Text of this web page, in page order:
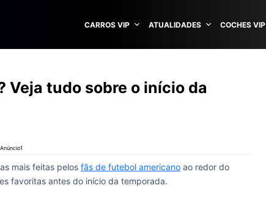
CARROS VIP ATUALIDADES COCHES VIP
Veja tudo sobre o início da
Anúncio1
mais feitas pelos fãs de futebol americano ao redor do
favoritas antes do início da temporada.